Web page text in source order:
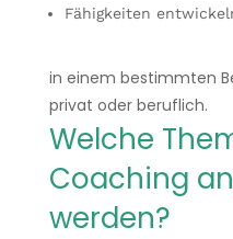
Fähigkeiten
in einem bestimmten
privat oder beruflich.
Welche
Coaching
werden?